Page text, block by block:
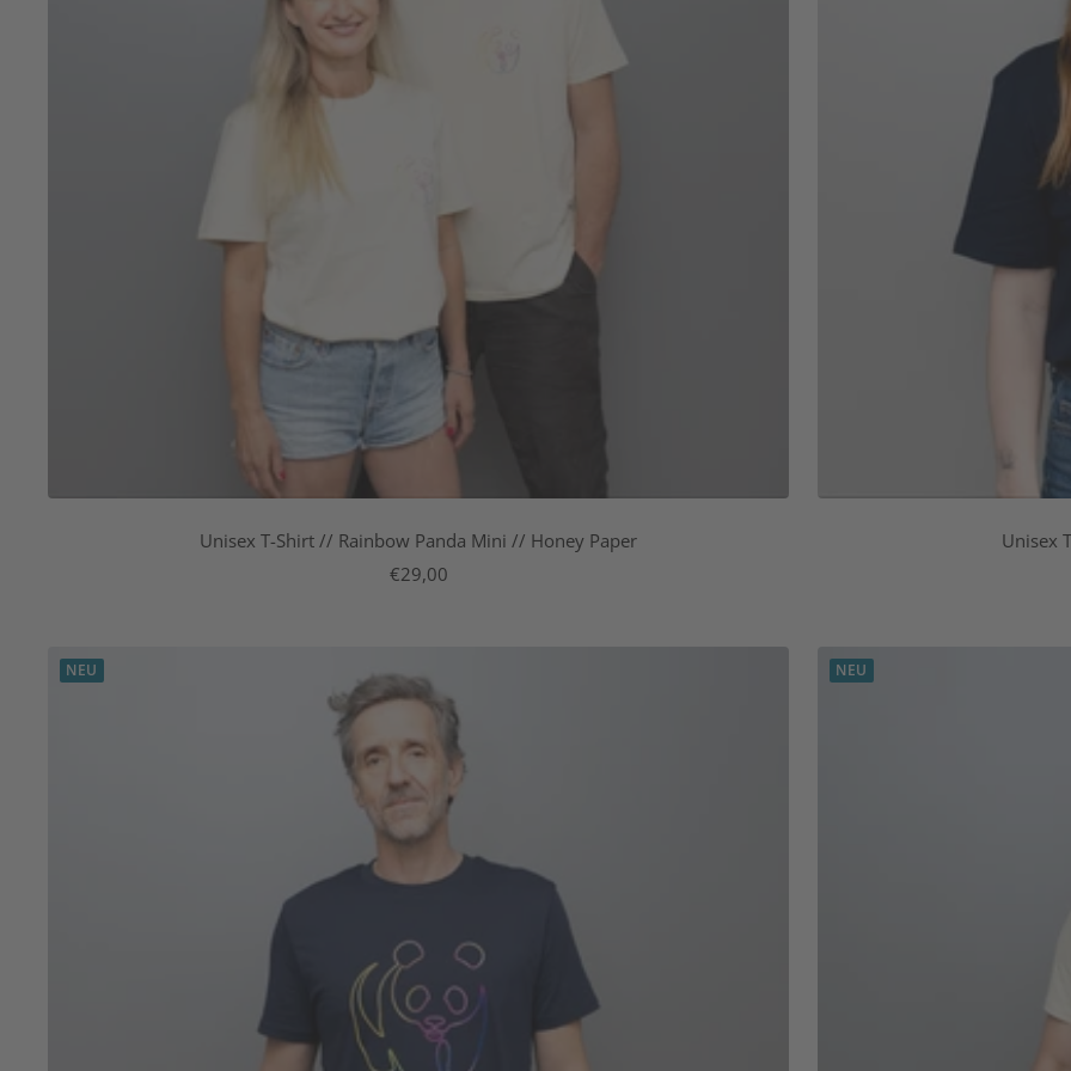
Unisex T-Shirt // Rainbow Panda Mini // Honey Paper
Angebotspreis
€29,00
Unisex
NEU NEU